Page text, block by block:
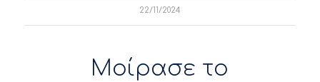
22/11/2024
Μοίρασε το